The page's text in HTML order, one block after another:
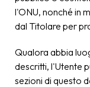
l'ONU, nonché in
dal Titolare per
Qualora abbia
descritti, l'Utente
sezioni di questo